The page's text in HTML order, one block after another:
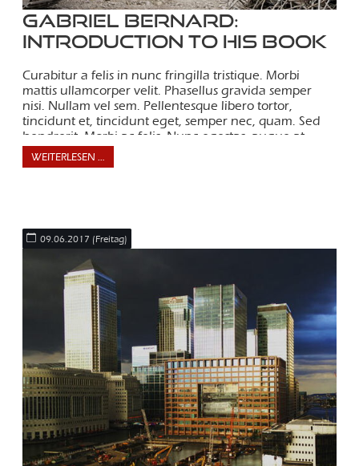
Gabriel Bernard:
Introduction to his book
Curabitur a felis in nunc fringilla tristique. Morbi
mattis ullamcorper velit. Phasellus gravida semper
nisi. Nullam vel sem. Pellentesque libero tortor,
tincidunt et, tincidunt eget, semper nec, quam. Sed
hendrerit. Morbi ac felis. Nunc egestas, augue at
pellentesque laoreet.
WEITERLESEN …
09.06.2017 (Freitag)